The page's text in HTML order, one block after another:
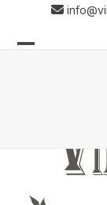
content